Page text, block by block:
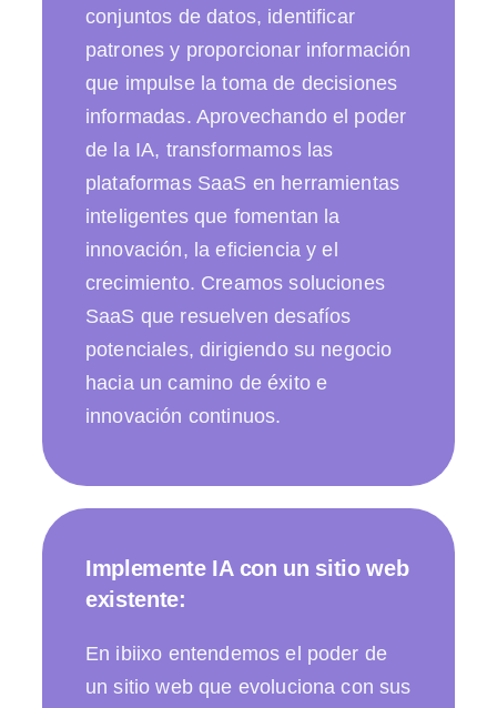
conjuntos de datos, identificar
patrones y proporcionar información
que impulse la toma de decisiones
informadas. Aprovechando el poder
de la IA, transformamos las
plataformas SaaS en herramientas
inteligentes que fomentan la
innovación, la eficiencia y el
crecimiento. Creamos soluciones
SaaS que resuelven desafíos
potenciales, dirigiendo su negocio
hacia un camino de éxito e
innovación continuos.
Implemente IA con un sitio web
existente:
En ibiixo entendemos el poder de
un sitio web que evoluciona con sus